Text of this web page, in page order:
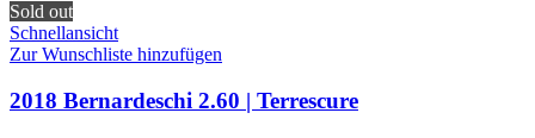
Sold out
Schnellansicht
Zur Wunschliste hinzufügen
2018 Bernardeschi 2.60 | Terrescure